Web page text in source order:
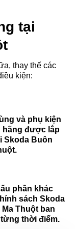
tại
thay thế các
kiện:
và phụ kiện
hãng được lắp
Skoda Buôn
phần khác
sách Skoda
Ma Thuột ban
từng thời điểm.